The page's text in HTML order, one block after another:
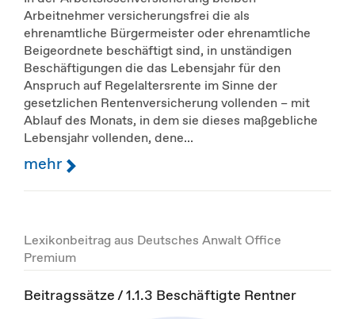
Arbeitnehmer versicherungsfrei die als
ehrenamtliche Bürgermeister oder ehrenamtliche
Beigeordnete beschäftigt sind, in unständigen
Beschäftigungen die das Lebensjahr für den
Anspruch auf Regelaltersrente im Sinne der
gesetzlichen Rentenversicherung vollenden – mit
Ablauf des Monats, in dem sie dieses maßgebliche
Lebensjahr vollenden, dene...
mehr
Lexikonbeitrag aus Deutsches Anwalt Office
Premium
Beitragssätze / 1.1.3 Beschäftigte Rentner